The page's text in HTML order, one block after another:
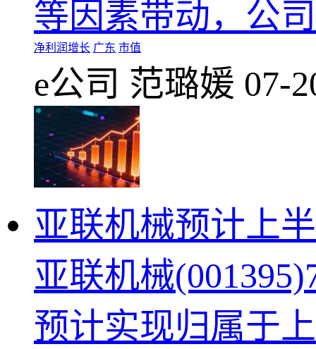
等因素带动，公
净利润增长 广东 市值
e公司 范璐媛 07-
亚联机械预计上
亚联机械
预计实现归属于